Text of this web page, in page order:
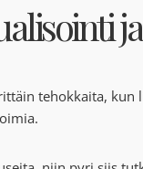
tehokkaita, kun